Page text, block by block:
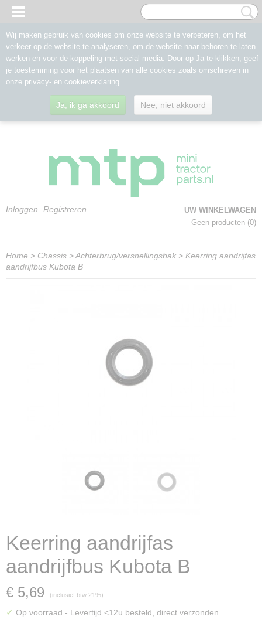
Inloggen Registreren
UW WINKELWAGEN
Geen producten (0)
Home > Chassis >Achterbrug/versnellingsbak > Keerring aandrijfas
aandrijfbus Kubota B
Keerring aandrijfas
aandrijfbus Kubota B
€ 5,69 (inclusief btw 21%)
✓ Op voorraad - Levertijd <12u besteld, direct verzonden
Wij maken gebruik van cookies om onze website te verbeteren, om het
verkeer op de website te analyseren, om de website naar behoren te laten
werken en voor de koppeling met social media. Door op Ja te klikken, geef
je toestemming voor het plaatsen van alle cookies zoals omschreven in
onze privacy- en cookieverklaring.
Ja, ik ga akkoord Nee, niet akkoord